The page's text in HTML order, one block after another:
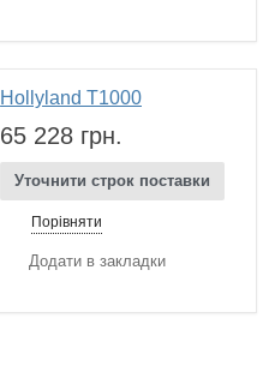
Hollyland T1000
65 228 грн.
Уточнити строк поставки
Порівняти
Додати в закладки